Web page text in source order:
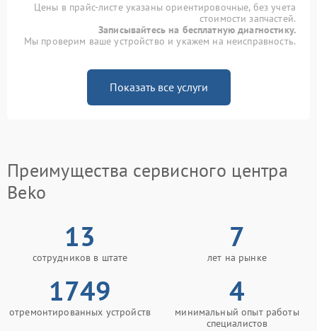
Цены в прайс-листе указаны ориентировочные, без учета
стоимости запчастей.
Записывайтесь на бесплатную диагностику.
Мы проверим ваше устройство и укажем на неисправность.
Показать все услуги
Преимущества сервисного центра
Beko
13
сотрудников в штате
7
лет на рынке
1749
отремонтированных устройств
4
минимальный опыт работы
специалистов